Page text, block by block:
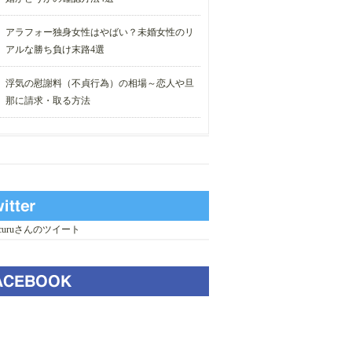
アラフォー独身女性はやばい？未婚女性のリ
アルな勝ち負け末路4選
浮気の慰謝料（不貞行為）の相場～恋人や旦
那に請求・取る方法
さんのツイート